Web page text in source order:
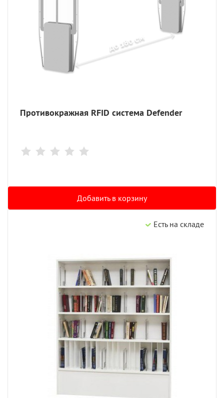
Противокражная RFID система Defender
Добавить в корзину
Есть на складе